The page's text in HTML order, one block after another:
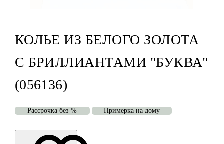
КОЛЬЕ ИЗ БЕЛОГО ЗОЛОТА
С БРИЛЛИАНТАМИ "БУКВА"
(056136)
Рассрочка без % Примерка на дому